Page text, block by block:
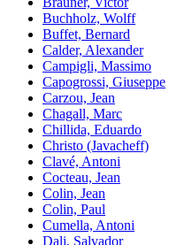
Buchholz, Wolff
Buffet, Bernard
Calder, Alexander
Campigli, Massimo
Capogrossi, Giuseppe
Carzou, Jean
Chagall, Marc
Chillida, Eduardo
Christo (Javacheff)
Clavé, Antoni
Cocteau, Jean
Colin, Jean
Colin, Paul
Cumella, Antoni
Dali, Salvador